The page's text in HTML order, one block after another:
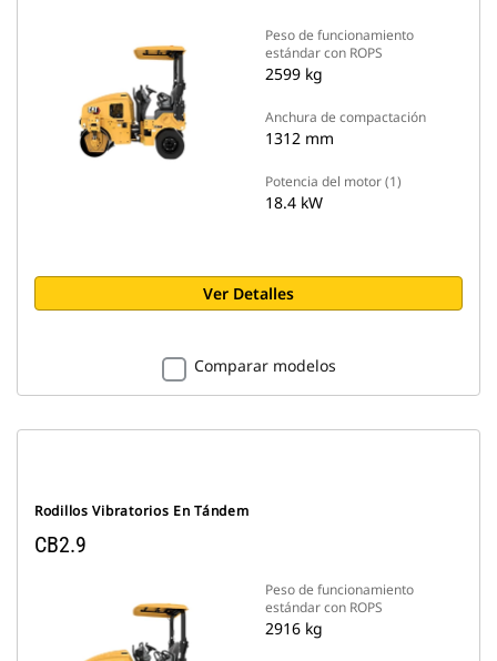
Peso de funcionamiento
estándar con ROPS
2599 kg
Anchura de compactación
1312 mm
Potencia del motor (1)
18.4 kW
Ver Detalles
Comparar modelos
Rodillos Vibratorios En Tándem
CB2.9
Peso de funcionamiento
estándar con ROPS
2916 kg